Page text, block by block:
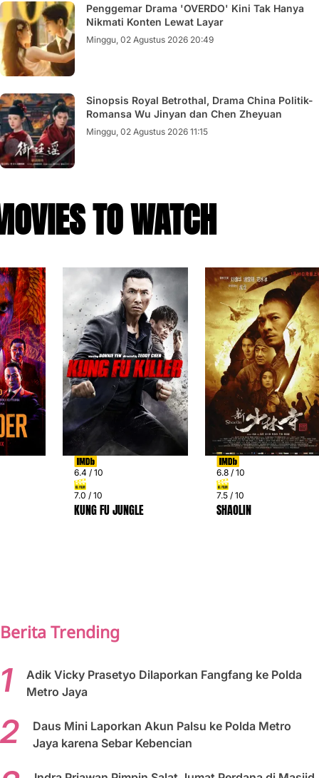
Penggemar Drama 'OVERDO' Kini Tak Hanya
Nikmati Konten Lewat Layar
Minggu, 02 Agustus 2026 20:49
Sinopsis Royal Betrothal, Drama China Politik-
Romansa Wu Jinyan dan Chen Zheyuan
Minggu, 02 Agustus 2026 11:15
TO WATCH
6.4 / 10
7.0 / 10
KUNG FU JUNGLE
6.8 / 10
7.5 / 10
SHAOLIN
Berita Trending
Adik Vicky Prasetyo Dilaporkan Fangfang ke Polda
Metro Jaya
Daus Mini Laporkan Akun Palsu ke Polda Metro
Jaya karena Sebar Kebencian